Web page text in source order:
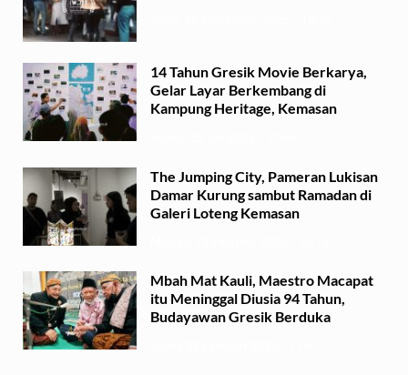
14 Tahun Gresik Movie Berkarya,
Gelar Layar Berkembang di
Kampung Heritage, Kemasan
The Jumping City, Pameran Lukisan
Damar Kurung sambut Ramadan di
Galeri Loteng Kemasan
Mbah Mat Kauli, Maestro Macapat
itu Meninggal Diusia 94 Tahun,
Budayawan Gresik Berduka